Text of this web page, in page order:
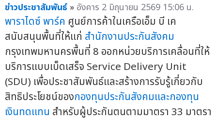
ข่าวประชาสัมพันธ์ » อังคาร 2 มิถุนายน 2569 15:06 น.
พาราไดซ์ พาร์ค ศูนย์การค้าในเครือเอ็ม บี เค
สนับสนุนพื้นที่ให้แก่ สำนักงานประกันสังคม
กรุงเทพมหานครพื้นที่ 8 ออกหน่วยบริการเคลื่อนที่ให้
บริการแบบเบ็ดเสร็จ Service Delivery Unit
(SDU) เพื่อประชาสัมพันธ์และสร้างการรับรู้เกี่ยวกับ
สิทธิประโยชน์ของกองทุนประกันสังคมและกองทุน
เงินทดแทน สำหรับผู้ประกันตนตามมาตรา 33 มาตรา